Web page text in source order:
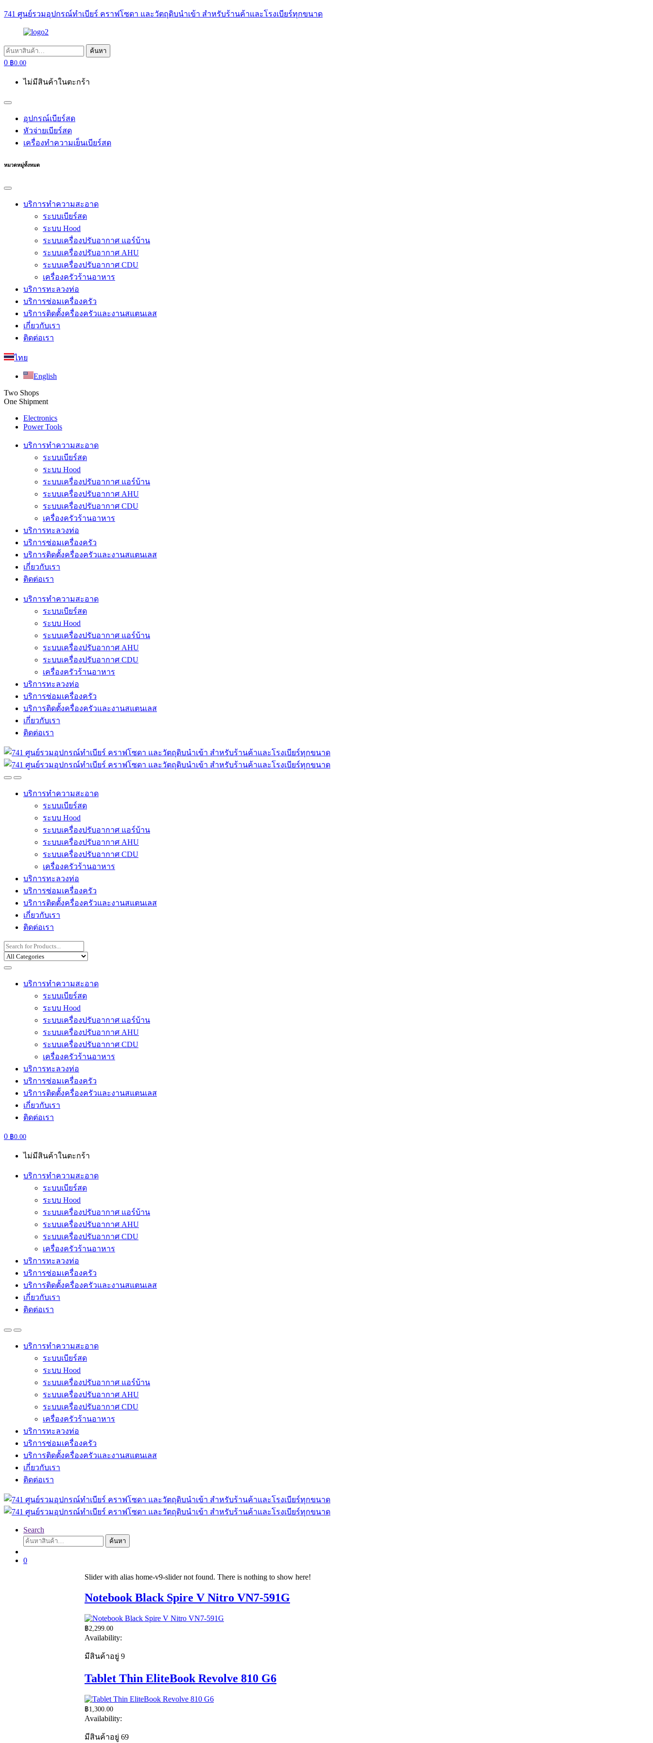
741 ศูนย์รวมอุปกรณ์ทำเบียร์ คราฟโซดา และวัตถุดิบนำเข้า สำหรับร้านค้าและโรงเบียร์ทุกขนาด
ค้นหา: ค้นหา
0 ฿0.00
ไม่มีสินค้าในตะกร้า
อุปกรณ์เบียร์สด
หัวจ่ายเบียร์สด
เครื่องทำความเย็นเบียร์สด
หมวดหมู่ทั้งหมด
บริการทำความสะอาด
ระบบเบียร์สด
ระบบ Hood
ระบบเครื่องปรับอากาศ แอร์บ้าน
ระบบเครื่องปรับอากาศ AHU
ระบบเครื่องปรับอากาศ CDU
เครื่องครัวร้านอาหาร
บริการทะลวงท่อ
บริการซ่อมเครื่องครัว
บริการติดตั้งครื่องครัวและงานสแตนเลส
เกี่ยวกับเรา
ติดต่อเรา
ไทย
English
Two Shops
One Shipment
Electronics
Power Tools
บริการทำความสะอาด
ระบบเบียร์สด
ระบบ Hood
ระบบเครื่องปรับอากาศ แอร์บ้าน
ระบบเครื่องปรับอากาศ AHU
ระบบเครื่องปรับอากาศ CDU
เครื่องครัวร้านอาหาร
บริการทะลวงท่อ
บริการซ่อมเครื่องครัว
บริการติดตั้งครื่องครัวและงานสแตนเลส
เกี่ยวกับเรา
ติดต่อเรา
บริการทำความสะอาด
ระบบเบียร์สด
ระบบ Hood
ระบบเครื่องปรับอากาศ แอร์บ้าน
ระบบเครื่องปรับอากาศ AHU
ระบบเครื่องปรับอากาศ CDU
เครื่องครัวร้านอาหาร
บริการทะลวงท่อ
บริการซ่อมเครื่องครัว
บริการติดตั้งครื่องครัวและงานสแตนเลส
เกี่ยวกับเรา
ติดต่อเรา
บริการทำความสะอาด
ระบบเบียร์สด
ระบบ Hood
ระบบเครื่องปรับอากาศ แอร์บ้าน
ระบบเครื่องปรับอากาศ AHU
ระบบเครื่องปรับอากาศ CDU
เครื่องครัวร้านอาหาร
บริการทะลวงท่อ
บริการซ่อมเครื่องครัว
บริการติดตั้งครื่องครัวและงานสแตนเลส
เกี่ยวกับเรา
ติดต่อเรา
Search
for:
บริการทำความสะอาด
ระบบเบียร์สด
ระบบ Hood
ระบบเครื่องปรับอากาศ แอร์บ้าน
ระบบเครื่องปรับอากาศ AHU
ระบบเครื่องปรับอากาศ CDU
เครื่องครัวร้านอาหาร
บริการทะลวงท่อ
บริการซ่อมเครื่องครัว
บริการติดตั้งครื่องครัวและงานสแตนเลส
เกี่ยวกับเรา
ติดต่อเรา
0 ฿0.00
ไม่มีสินค้าในตะกร้า
บริการทำความสะอาด
ระบบเบียร์สด
ระบบ Hood
ระบบเครื่องปรับอากาศ แอร์บ้าน
ระบบเครื่องปรับอากาศ AHU
ระบบเครื่องปรับอากาศ CDU
เครื่องครัวร้านอาหาร
บริการทะลวงท่อ
บริการซ่อมเครื่องครัว
บริการติดตั้งครื่องครัวและงานสแตนเลส
เกี่ยวกับเรา
ติดต่อเรา
บริการทำความสะอาด
ระบบเบียร์สด
ระบบ Hood
ระบบเครื่องปรับอากาศ แอร์บ้าน
ระบบเครื่องปรับอากาศ AHU
ระบบเครื่องปรับอากาศ CDU
เครื่องครัวร้านอาหาร
บริการทะลวงท่อ
บริการซ่อมเครื่องครัว
บริการติดตั้งครื่องครัวและงานสแตนเลส
เกี่ยวกับเรา
ติดต่อเรา
Search
ค้นหา:
ค้นหา
0
Slider with alias home-v9-slider not found. There is nothing to show here!
Notebook Black Spire V Nitro VN7-591G
฿2,299.00
Availability:
มีสินค้าอยู่ 9
Tablet Thin EliteBook Revolve 810 G6
฿1,300.00
Availability:
มีสินค้าอยู่ 69